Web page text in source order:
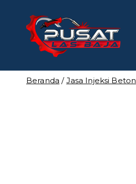
Beranda / Jasa Injeksi Beton